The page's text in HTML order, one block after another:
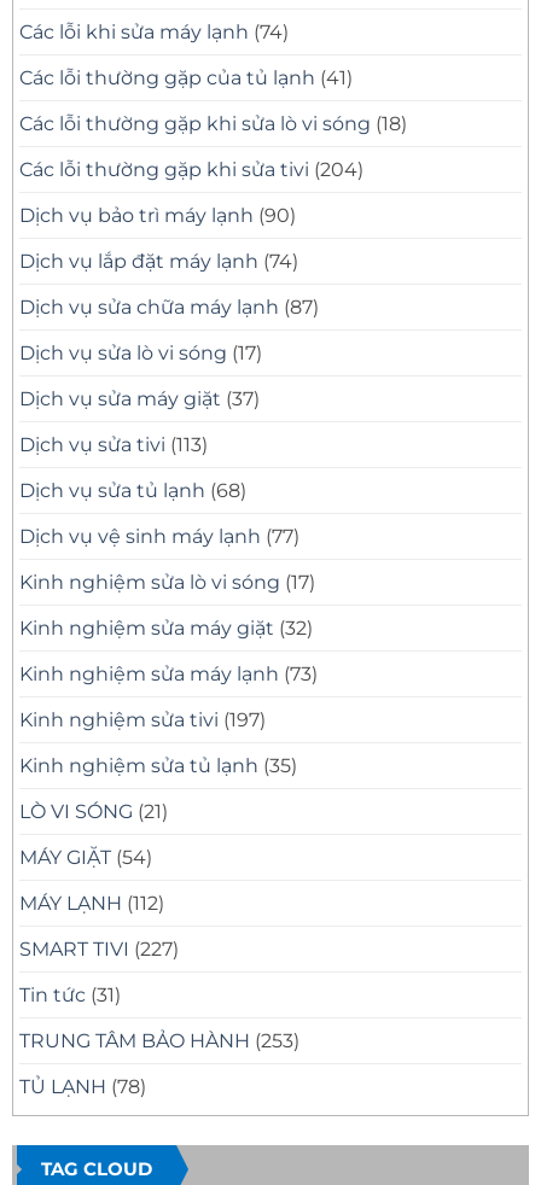
Các lỗi khi sửa máy lạnh (74)
Các lỗi thường gặp của tủ lạnh (41)
Các lỗi thường gặp khi sửa lò vi sóng (18)
Các lỗi thường gặp khi sửa tivi (204)
Dịch vụ bảo trì máy lạnh (90)
Dịch vụ lắp đặt máy lạnh (74)
Dịch vụ sửa chữa máy lạnh (87)
Dịch vụ sửa lò vi sóng (17)
Dịch vụ sửa máy giặt (37)
Dịch vụ sửa tivi (113)
Dịch vụ sửa tủ lạnh (68)
Dịch vụ vệ sinh máy lạnh (77)
Kinh nghiệm sửa lò vi sóng (17)
Kinh nghiệm sửa máy giặt (32)
Kinh nghiệm sửa máy lạnh (73)
Kinh nghiệm sửa tivi (197)
Kinh nghiệm sửa tủ lạnh (35)
LÒ VI SÓNG (21)
MÁY GIẶT (54)
MÁY LẠNH (112)
SMART TIVI (227)
Tin tức (31)
TRUNG TÂM BẢO HÀNH (253)
TỦ LẠNH (78)
TAG CLOUD